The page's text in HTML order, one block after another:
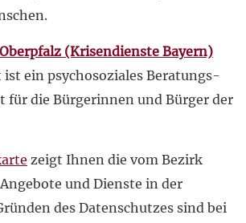
(Krisendienste Bayern)
ein psychosoziales Beratungs-
für die Bürgerinnen und Bürger der
zeigt Ihnen die vom Bezirk
und Dienste in der
des Datenschutzes sind bei